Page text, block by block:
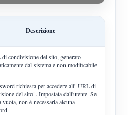
Descrizione
condivisione del sito, generato
dal sistema e non modificabile
richiesta per accedere all'"URL di
del sito". Impostata dall'utente. Se
vuota, non è necessaria alcuna